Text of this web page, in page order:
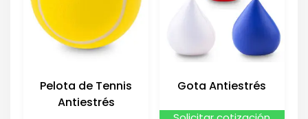
Pelota de Tennis
Antiestrés
Gota Antiestrés